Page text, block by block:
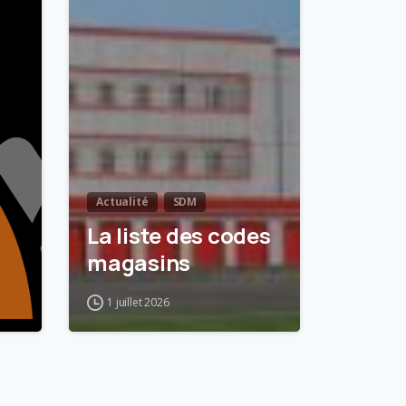
Actualité SDM
La liste des codes
magasins
1 juillet 2026